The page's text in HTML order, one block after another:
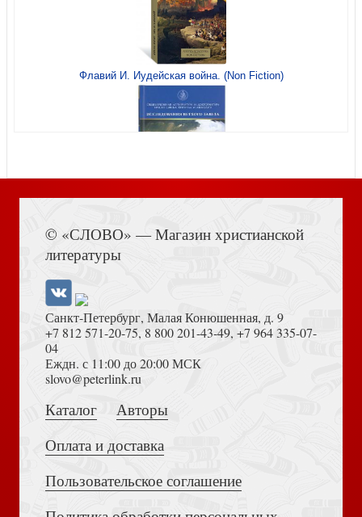
Духовный цветник Серафима Саровского. Избранные
Духовные наставления и пророчества (Эксклюзив.
Монтгомери Л.М. Аня из Инглсайда (Белая пттица)
Апокалипсис. Сейчас позже, чем мы думаем...
Коши В. Рождественская мечта оленёнка
Флавий И. Иудейская война. (Non Fiction)
Толкование на Апокалипсис (Тихоний Африканский)
© «СЛОВО» — Магазин христианской
литературы
Санкт-Петербург, Малая Конюшенная, д. 9
+7 812 571-20-75, 8 800 201-43-49, +7 964 335-07-
04
Еждн. с 11:00 до 20:00 МСК
slovo@peterlink.ru
Каталог
Авторы
Оплата и доставка
Пользовательское соглашение